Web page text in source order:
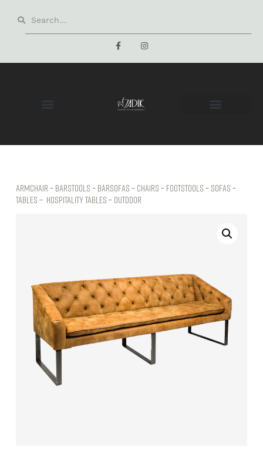
Armchair – Barstools – Barsofas – Chairs – Footstools – Sofas –
Tables – hospitality tables – Outdoor